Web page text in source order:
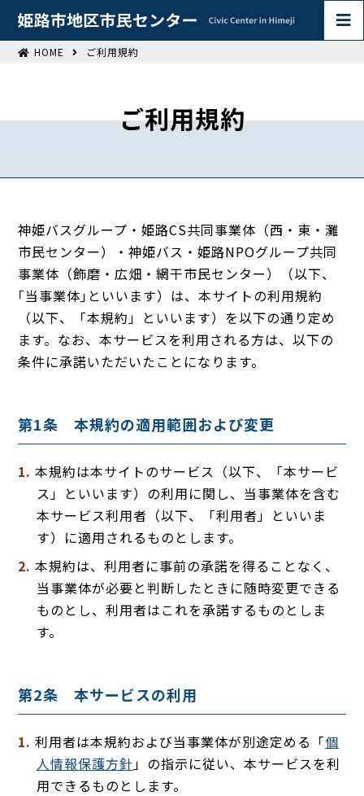
HOME ご利用規約
ご利用規約
神姫バスグループ・姫路CS共同事業体（西・東・灘
市民センター）・神姫バス・姫路NPOグループ共同
事業体（飾磨・広畑・網干市民センター）（以下、
｢当事業体｣といいます）は、本サイトの利用規約
（以下、「本規約」といいます）を以下の通り定め
ます。なお、本サービスを利用される方は、以下の
条件に承諾いただいたことになります。
第1条 本規約の適用範囲および変更
本規約は本サイトのサービス（以下、「本サービ
ス」といいます）の利用に関し、当事業体を含む
本サービス利用者（以下、「利用者」といいま
す）に適用されるものとします。
本規約は、利用者に事前の承諾を得ることなく、
当事業体が必要と判断したときに随時変更できる
ものとし、利用者はこれを承諾するものとしま
す。
第2条 本サービスの利用
利用者は本規約および当事業体が別途定める「個
人情報保護方針」の指示に従い、本サービスを利
用できるものとします。